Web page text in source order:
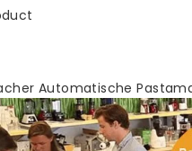
Automatische